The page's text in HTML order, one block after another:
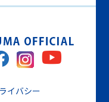
イバシー